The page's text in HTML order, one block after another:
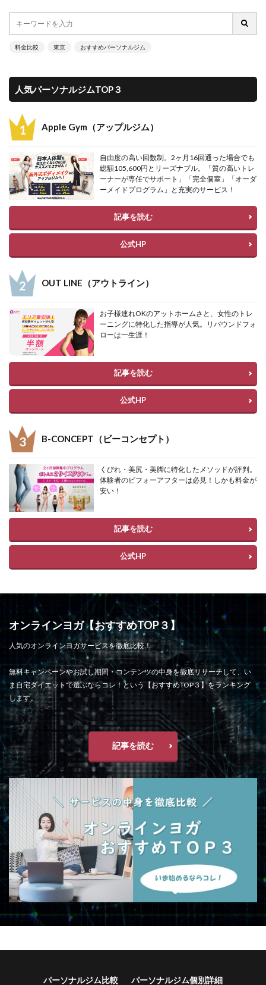
料金比較 東京 おすすめパーソナルジム
人気パーソナルジムTOP３
Apple Gym（アップルジム）
自由度の高い回数制。2ヶ月16回通った場合でも
総額105,600円とリーズナブル。「質の高いトレ
ーナーが専任でサポート」「完全個室」「オーダ
ーメイドプログラム」と充実のサービス！
記事を読む
公式HP
OUT LINE（アウトライン）
お子様連れOKのアットホームさと、女性のトレ
ーニングに特化した指導が人気。リバウンドフォ
ローは一生涯！
記事を読む
公式HP
B-CONCEPT（ビーコンセプト）
くびれ・美尻・美脚に特化したメソッドが評判。
体験者のビフォーアフターは必見！しかも料金が
安い！
記事を読む
公式HP
オンラインヨガ【おすすめTOP３】
人気のオンラインヨガサービスを徹底比較！
無料キャンペーンやお試し期間・コンテンツの中身を徹底リサーチして、い
ま自宅ダイエットで選ぶならコレ！という【おすすめTOP３】をランキング
します。
記事を読む
パーソナルジム比較 パーソナルジム個別詳細